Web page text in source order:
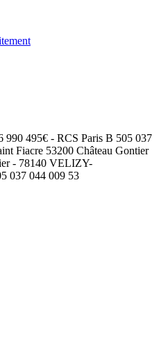
990 495€ - RCS Paris B 505 037
Fiacre 53200 Château Gontier
- 78140 VELIZY-
037 044 009 53